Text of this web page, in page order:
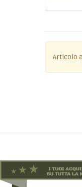
Articolo